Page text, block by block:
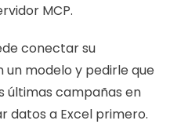
MCP.
conectar su
modelo y pedirle que
últimas campañas en
datos a Excel primero.